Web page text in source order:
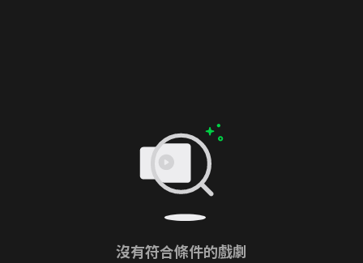
沒有符合條件的戲劇